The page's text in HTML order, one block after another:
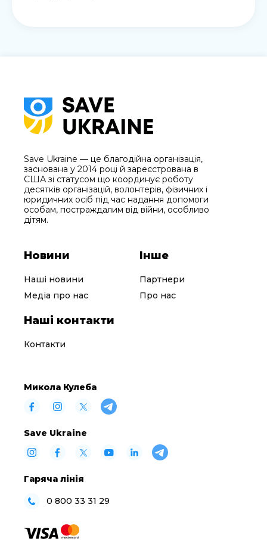
Save Ukraine — це благодійна організація,
заснована у 2014 році й зареєстрована в
США зі статусом що координує роботу
десятків організацій, волонтерів, фізичних і
юридичних осіб під час надання допомоги
особам, постраждалим від війни, особливо
дітям.
Новини
Наші новини
Медіа про нас
Інше
Партнери
Про нас
Наші контакти
Контакти
Микола Кулеба
Save Ukraine
Гаряча лінія
0 800 33 31 29